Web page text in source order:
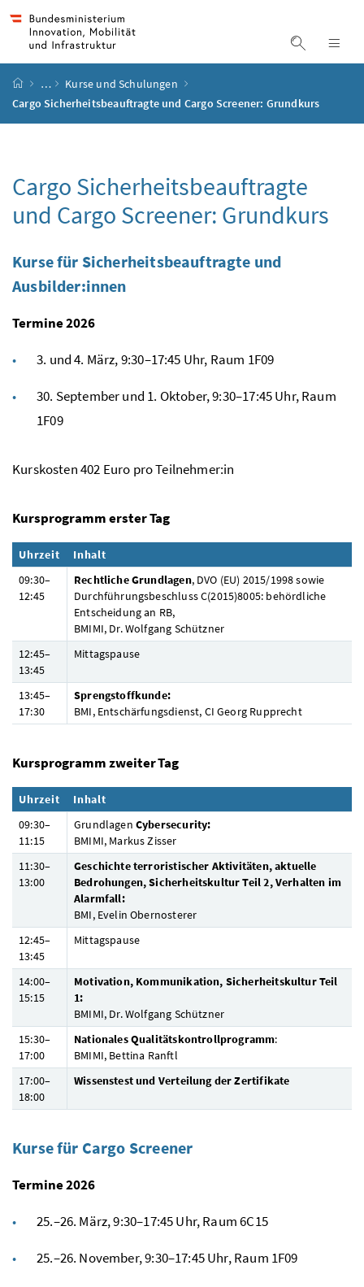
Suche
Startseite
…
Kurse und Schulungen
Cargo Sicherheitsbeauftragte und Cargo Screener: Grundkurs
Cargo Sicherheitsbeauftragte
und Cargo Screener: Grundkurs
Kurse für Sicherheitsbeauftragte und
Ausbilder:innen
Termine 2026
3. und 4. März, 9:30–17:45 Uhr, Raum 1F09
30. September und 1. Oktober, 9:30–17:45 Uhr, Raum
1F09
Kurskosten 402 Euro pro Teilnehmer:in
Kursprogramm erster Tag
Uhrzeit
Inhalt
09:30–
12:45
Rechtliche Grundlagen, DVO (EU) 2015/1998 sowie
Durchführungsbeschluss C(2015)8005: behördliche
Entscheidung an RB,
BMIMI, Dr.Wolfgang Schützner
12:45–
13:45
Mittagspause
13:45–
17:30
Sprengstoffkunde:
BMI, Entschärfungsdienst, CI Georg Rupprecht
Kursprogramm zweiter Tag
Uhrzeit
Inhalt
09:30–
11:15
Grundlagen Cybersecurity:
BMIMI, Markus Zisser
11:30–
13:00
Geschichte terroristischer Aktivitäten, aktuelle
Bedrohungen, Sicherheitskultur Teil 2, Verhalten im
Alarmfall:
BMI, Evelin Obernosterer
12:45–
13:45
Mittagspause
14:00–
15:15
Motivation, Kommunikation, Sicherheitskultur Teil
1:
BMIMI, Dr.Wolfgang Schützner
15:30–
17:00
Nationales Qualitätskontrollprogramm:
BMIMI, Bettina Ranftl
17:00–
18:00
Wissenstest und Verteilung der Zertifikate
Kurse für Cargo Screener
Termine 2026
25.–26. März, 9:30–17:45 Uhr, Raum 6C15
25.–26. November, 9:30–17:45 Uhr, Raum 1F09